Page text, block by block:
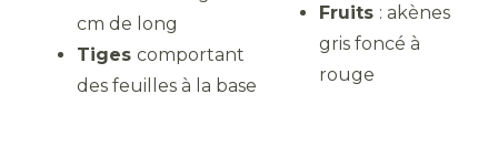
cm de long
Tiges comportant
des feuilles à la base
Fruits : akènes
gris foncé à
rouge